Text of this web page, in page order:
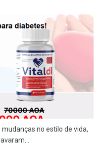
no estilo de vida,